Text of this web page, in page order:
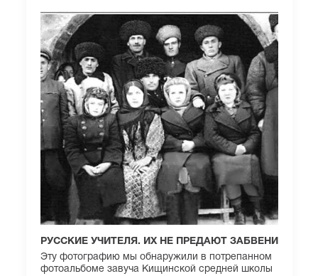
РУССКИЕ УЧИТЕЛЯ. ИХ НЕ ПРЕДАЮТ ЗАБВЕНИЮ
Эту фотографию мы обнаружили в потрепанном
фотоальбоме завуча Кищинской средней школы